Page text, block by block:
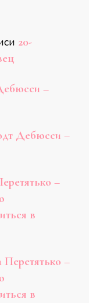
20-
–
Дебюсси –
–
в
Перетятько –
в